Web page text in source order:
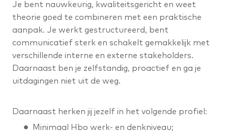
Je bent nauwkeurig, kwaliteitsgericht en weet
theorie goed te combineren met een praktische
aanpak. Je werkt gestructureerd, bent
communicatief sterk en schakelt gemakkelijk met
verschillende interne en externe stakeholders.
Daarnaast ben je zelfstandig, proactief en ga je
uitdagingen niet uit de weg.
Daarnaast herken jij jezelf in het volgende profiel:
Minimaal Hbo werk- en denkniveau;